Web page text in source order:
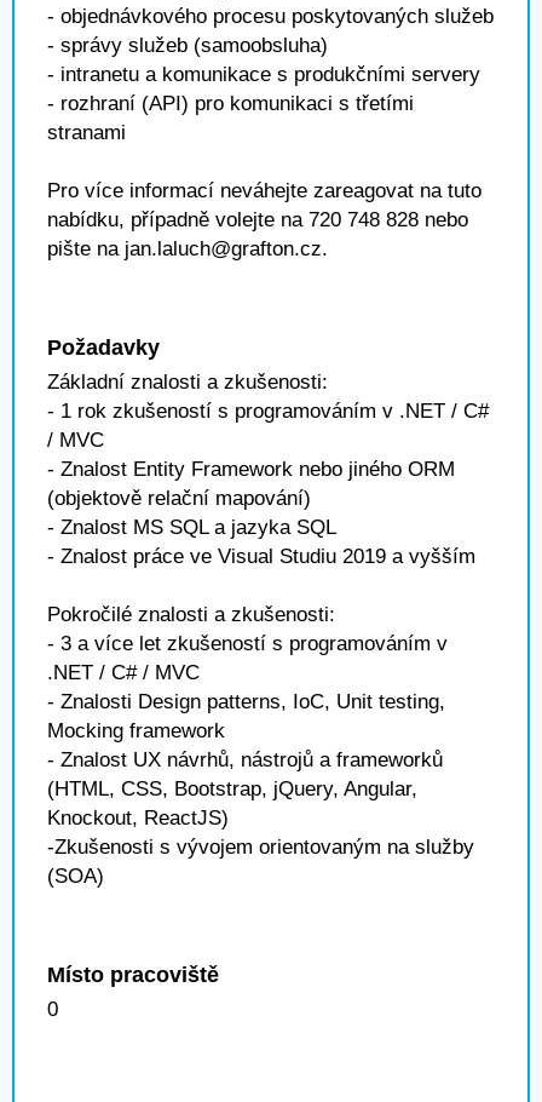
- objednávkového procesu poskytovaných služeb
- správy služeb (samoobsluha)
- intranetu a komunikace s produkčními servery
- rozhraní (API) pro komunikaci s třetími
stranami
Pro více informací neváhejte zareagovat na tuto
nabídku, případně volejte na 720 748 828 nebo
pište na jan.laluch@grafton.cz.
Požadavky
Základní znalosti a zkušenosti:
- 1 rok zkušeností s programováním v .NET / C#
/ MVC
- Znalost Entity Framework nebo jiného ORM
(objektově relační mapování)
- Znalost MS SQL a jazyka SQL
- Znalost práce ve Visual Studiu 2019 a vyšším
Pokročilé znalosti a zkušenosti:
- 3 a více let zkušeností s programováním v
.NET / C# / MVC
- Znalosti Design patterns, IoC, Unit testing,
Mocking framework
- Znalost UX návrhů, nástrojů a frameworků
(HTML, CSS, Bootstrap, jQuery, Angular,
Knockout, ReactJS)
-Zkušenosti s vývojem orientovaným na služby
(SOA)
Místo pracoviště
0